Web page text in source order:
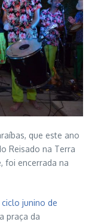
que este ano
Reisado na Terra
foi encerrada na
junino de
praça da